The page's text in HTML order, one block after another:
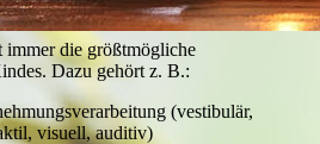
immer die größtmögliche
Dazu gehört z. B.:
(vestibulär,
visuell, auditiv)